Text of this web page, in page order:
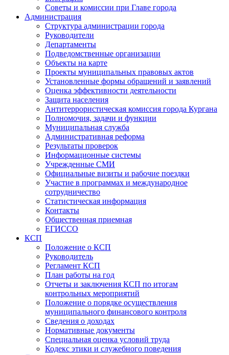
Советы и комиссии при Главе города
Администрация
Структура администрации города
Руководители
Департаменты
Подведомственные организации
Объекты на карте
Проекты муниципальных правовых актов
Установленные формы обращений и заявлений
Оценка эффективности деятельности
Защита населения
Антитеррористическая комиссия города Кургана
Полномочия, задачи и функции
Муниципальная служба
Административная реформа
Результаты проверок
Информационные системы
Учрежденные СМИ
Официальные визиты и рабочие поездки
Участие в программах и международное
сотрудничество
Статистическая информация
Контакты
Общественная приемная
ЕГИССО
КСП
Положение о КСП
Руководитель
Регламент КСП
План работы на год
Отчеты и заключения КСП по итогам
контрольных мероприятий
Положение о порядке осуществления
муниципального финансового контроля
Сведения о доходах
Нормативные документы
Специальная оценка условий труда
Кодекс этики и служебного поведения